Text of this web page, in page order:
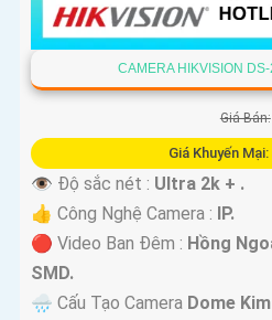
CAMERA HIKVISION
Giá Bán:
Giá Khuyến Mại:
👁 Độ sắc nét : Ultra 2k + .
👍 Công Nghệ Camera : IP.
🔴 Video Ban Đêm : Hồng
SMD.
🌧️ Cấu Tạo Camera Dome